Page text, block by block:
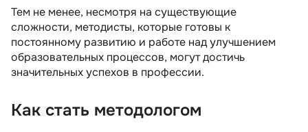
Тем не менее, несмотря на существующие
сложности, методисты, которые готовы к
постоянному развитию и работе над улучшением
образовательных процессов, могут достичь
значительных успехов в профессии.
Как стать методологом